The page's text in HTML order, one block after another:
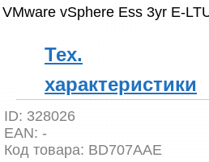
VMware vSphere Ess 3yr E-
Тех.
характеристики
ID: 328026
EAN: -
Код товара: BD707AAE